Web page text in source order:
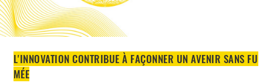
L'INNOVATION CONTRIBUE À FAÇONNER UN AVENIR SANS FU
MÉE